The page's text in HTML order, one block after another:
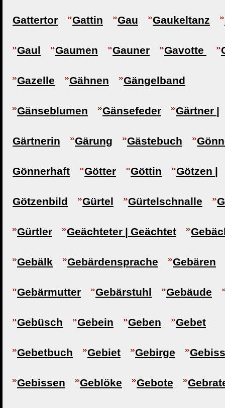
Gattertor Gattin Gau Gaukeltanz
Gaul Gaumen Gauner Gavotte
Gazelle Gähnen Gängelband
Gänseblumen Gänsefeder Gärtner |
Gärtnerin Gärung Gästebuch
Gönnerhaft Götter Göttin Götzen |
Götzenbild Gürtel Gürtelschnalle
Gürtler Geächteter | Geächtet
Gebälk Gebärdensprache Gebären
Gebärmutter Gebärstuhl Gebäude
Gebüsch Gebein Geben Gebet
Gebetbuch Gebiet Gebirge Gebiss
Gebissen Geblöke Gebote